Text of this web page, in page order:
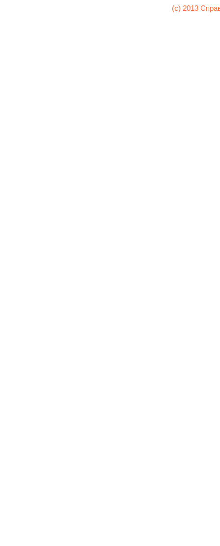
(c) 2013